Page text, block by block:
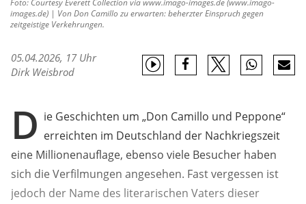
Foto: Courtesy Everett Collection via www.imago-images.de (www.imago-
images.de) | Von Don Camillo zu erwarten: beherzter Einspruch gegen
zeitgeistige Verkehrungen.
05.04.2026, 17 Uhr
Dirk Weisbrod
D ie Geschichten um „Don Camillo und Peppone“
erreichten im Deutschland der Nachkriegszeit
eine Millionenauflage, ebenso viele Besucher haben
sich die Verfilmungen angesehen. Fast vergessen ist
jedoch der Name des literarischen Vaters dieser